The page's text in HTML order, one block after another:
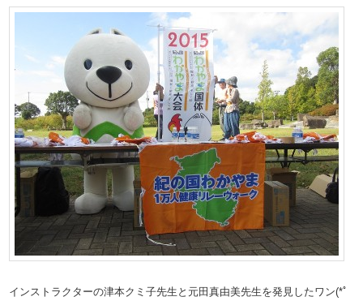
インストラクターの津本クミ子先生と元田真由美先生を発見したワン(*ﾟ